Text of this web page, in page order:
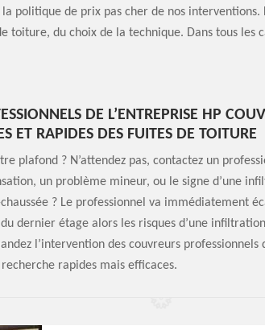
politique de prix pas cher de nos
toiture, du choix de la technique. Dans tous les
DE L’ENTREPRISE HP
ET RAPIDES DES FUITES DE TOITURE
plafond ? N’attendez pas, contactez un
un problème mineur, ou le signe d’une
? Le professionnel va immédiatement
du dernier étage alors les risques d’une
l’intervention des couvreurs professionnels
rapides mais efficaces.